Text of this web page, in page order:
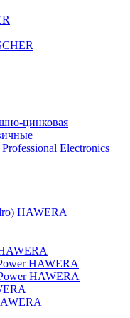
цинковая
Electronics
HAWERA
HAWERA
HAWERA